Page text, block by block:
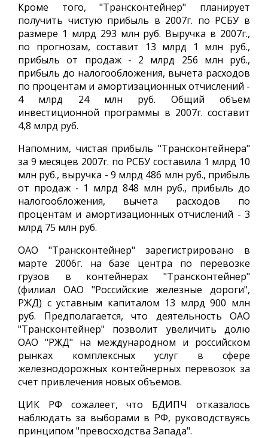
Кроме того, "Трансконтейнер" планирует
получить чистую прибыль в 2007г. по РСБУ в
размере 1 млрд 293 млн руб. Выручка в 2007г.,
по прогнозам, составит 13 млрд 1 млн руб.,
прибыль от продаж - 2 млрд 256 млн руб.,
прибыль до налогообложения, вычета расходов
по процентам и амортизационных отчислений -
4 млрд 24 млн руб. Общий объем
инвестиционной программы в 2007г. составит
4,8 млрд руб.
Напомним, чистая прибыль "Трансконтейнера"
за 9 месяцев 2007г. по РСБУ составила 1 млрд 10
млн руб., выручка - 9 млрд 486 млн руб., прибыль
от продаж - 1 млрд 848 млн руб., прибыль до
налогообложения, вычета расходов по
процентам и амортизационных отчислений - 3
млрд 75 млн руб.
ОАО "Трансконтейнер" зарегистрировано в
марте 2006г. на базе центра по перевозке
грузов в контейнерах "Трансконтейнер"
(филиал ОАО "Российские железные дороги",
РЖД) с уставным капиталом 13 млрд 900 млн
руб. Предполагается, что деятельность ОАО
"Трансконтейнер" позволит увеличить долю
ОАО "РЖД" на международном и российском
рынках комплексных услуг в сфере
железнодорожных контейнерных перевозок за
счет привлечения новых объемов.
ЦИК РФ сожалеет, что БДИПЧ отказалось
наблюдать за выборами в РФ, руководствуясь
принципом "превосходства Запада".